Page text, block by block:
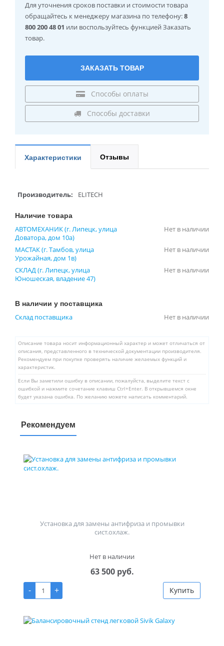
Для уточнения сроков поставки и стоимости товара
обращайтесь к менеджеру магазина по телефону:8
800 200 48 01 или воспользуйтесь функцией Заказать
товар.
ЗАКАЗАТЬ ТОВАР
Способы оплаты
Способы доставки
Характеристики Отзывы
Производитель: ELITECH
Наличие товара
АВТОМЕХАНИК (г. Липецк, улица
Доватора, дом 10а)
Нет в наличии
МАСТАК (г. Тамбов, улица
Урожайная, дом 1в)
Нет в наличии
СКЛАД (г. Липецк, улица
Юношеская, владение 47)
Нет в наличии
В наличии у поставщика
Склад поставщика Нет в наличии
Описание товара носит информационный характер и может отличаться от
описания, представленного в технической документации производителя.
Рекомендуем при покупке проверять наличие желаемых функций и
характеристик.
Если Вы заметили ошибку в описании, пожалуйста, выделите текст с
ошибкой и нажмите сочетание клавиш Ctrl+Enter. В открывшемся окне
будет указана ошибка. По желанию можете написать комментарий.
Рекомендуем
Установка для замены антифриза и промывки
сист.охлаж.
Нет в наличии
63 500 руб.
-
+ Купить